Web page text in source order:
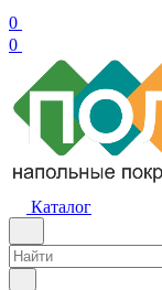
0
0
Каталог